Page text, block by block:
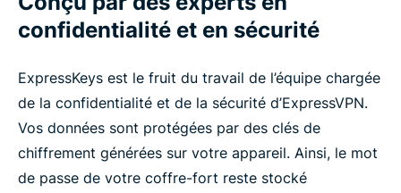
confidentialité et en sécurité
ExpressKeys est le fruit du travail de l’équipe chargée
de la confidentialité et de la sécurité d’ExpressVPN.
Vos données sont protégées par des clés de
chiffrement générées sur votre appareil. Ainsi, le mot
de passe de votre coffre-fort reste stocké